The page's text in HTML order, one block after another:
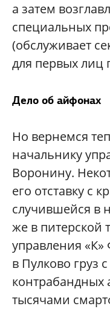
а затем
специальных
(обслуживает
для первых лиц
Дело об айфонах
Но вернемся
начальнику
Воронину.
его отставку с
случившейся в
же в питерской
управления
в Пулково груз
контрабандных
тысячами